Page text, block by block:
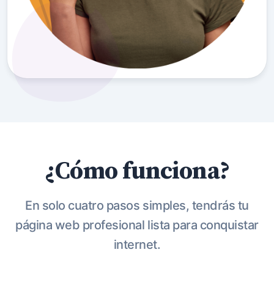
¿Cómo funciona?
En solo cuatro pasos simples, tendrás tu
página web profesional lista para conquistar
internet.